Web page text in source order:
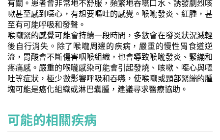
有關。患者會非常地不舒服，頻繁地吞嚥口水、誘發劇烈咳
嗽甚至感到噁心，有想要嘔吐的感覺。喉嚨發炎、紅腫，甚
至有可能呼吸和發聲。
喉嚨緊的感覺可能會持續一段時間，多數會在發炎狀況減輕
後自行消失。除了喉嚨周邊的疾病，嚴重的慢性胃食道逆
流，胃酸會不斷傷害咽喉組織，也會導致喉嚨發炎、緊繃和
疼痛感。嚴重的喉嚨感染可能會引起發燒、咳嗽、噁心與嘔
吐等症狀，極少數影響呼吸和吞嚥，使喉嚨或頸部緊繃的腫
塊可能是癌化組織或淋巴囊腫，建議尋求醫療協助。
可能的相關疾病